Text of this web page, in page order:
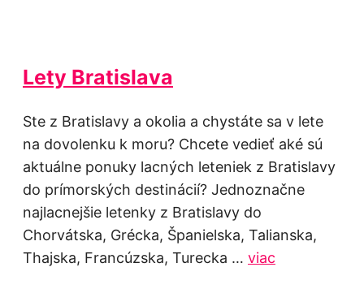
Lety Bratislava
Ste z Bratislavy a okolia a chystáte sa v lete
na dovolenku k moru? Chcete vedieť aké sú
aktuálne ponuky lacných leteniek z Bratislavy
do prímorských destinácií? Jednoznačne
najlacnejšie letenky z Bratislavy do
Chorvátska, Grécka, Španielska, Talianska,
Thajska, Francúzska, Turecka … viac